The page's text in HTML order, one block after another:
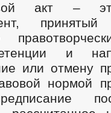
акт –
и
или отмену
нормой